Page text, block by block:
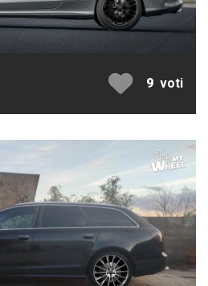
9 voti